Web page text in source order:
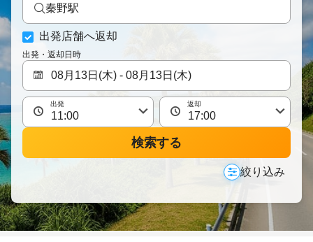
秦野駅
出発店舗へ返却
出発・返却日時
出発 返却
検索する
絞り込み